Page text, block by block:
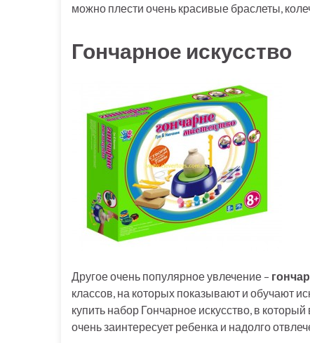
можно плести очень красивые браслеты,
Гончарное искусство
Другое очень популярное увлечение –
классов, на которых показывают и обучают
купить набор Гончарное искусство, в
очень заинтересует ребенка и надолго